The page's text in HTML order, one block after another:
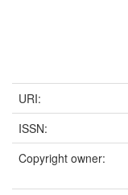
URI:
ISSN:
Copyright owner: